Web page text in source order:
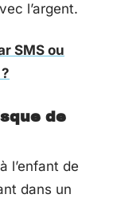
l’argent.
SMS ou
de
l’enfant de
dans un